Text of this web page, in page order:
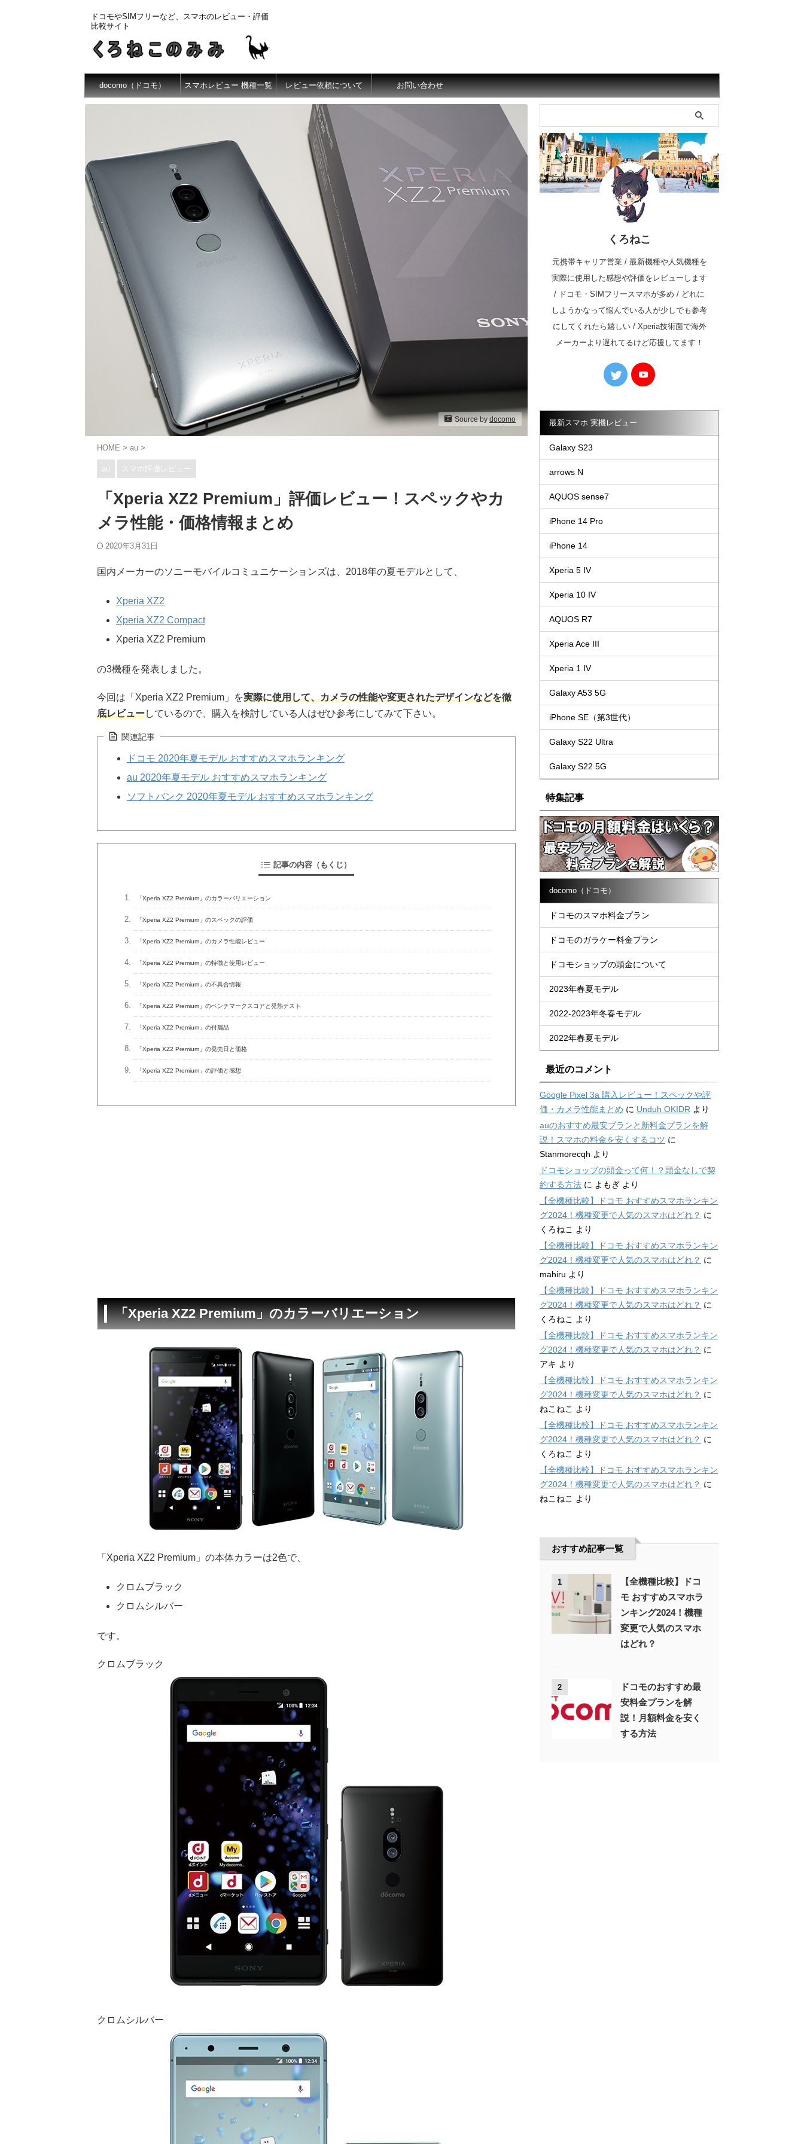
ドコモやSIMフリーなど、スマホのレビュー・評価
比較サイト
docomo（ドコモ） スマホレビュー 機種一覧 レビュー依頼について お問い合わせ
Source by docomo
HOME > au >
au スマホ評価レビュー
「Xperia XZ2 Premium」評価レビュー！スペックやカ
メラ性能・価格情報まとめ
2020年3月31日
国内メーカーのソニーモバイルコミュニケーションズは、2018年の夏モデルとして、
Xperia XZ2
Xperia XZ2 Compact
Xperia XZ2 Premium
の3機種を発表しました。
今回は「Xperia XZ2 Premium」を実際に使用して、カメラの性能や変更されたデザインなどを徹
底レビューしているので、購入を検討している人はぜひ参考にしてみて下さい。
関連記事
ドコモ 2020年夏モデル おすすめスマホランキング
au 2020年夏モデル おすすめスマホランキング
ソフトバンク 2020年夏モデル おすすめスマホランキング
記事の内容（もくじ）
「Xperia XZ2 Premium」のカラーバリエーション
「Xperia XZ2 Premium」のスペックの評価
「Xperia XZ2 Premium」のカメラ性能レビュー
「Xperia XZ2 Premium」の特徴と使用レビュー
「Xperia XZ2 Premium」の不具合情報
「Xperia XZ2 Premium」のベンチマークスコアと発熱テスト
「Xperia XZ2 Premium」の付属品
「Xperia XZ2 Premium」の発売日と価格
「Xperia XZ2 Premium」の評価と感想
「Xperia XZ2 Premium」のカラーバリエーション
「Xperia XZ2 Premium」の本体カラーは2色で、
クロムブラック
クロムシルバー
です。
クロムブラック
クロムシルバー
くろねこ
元携帯キャリア営業 / 最新機種や人気機種を
実際に使用した感想や評価をレビューします
/ ドコモ・SIMフリースマホが多め / どれに
しようかなって悩んでいる人が少しでも参考
にしてくれたら嬉しい / Xperia技術面で海外
メーカーより遅れてるけど応援してます！
最新スマホ 実機レビュー
Galaxy S23
arrows N
AQUOS sense7
iPhone 14 Pro
iPhone 14
Xperia 5 IV
Xperia 10 IV
AQUOS R7
Xperia Ace III
Xperia 1 IV
Galaxy A53 5G
iPhone SE（第3世代）
Galaxy S22 Ultra
Galaxy S22 5G
特集記事
docomo（ドコモ）
ドコモのスマホ料金プラン
ドコモのガラケー料金プラン
ドコモショップの頭金について
2023年春夏モデル
2022-2023年冬春モデル
2022年春夏モデル
最近のコメント
Google Pixel 3a 購入レビュー！スペックや評
価・カメラ性能まとめ に Unduh OKIDR より
auのおすすめ最安プランと新料金プランを解
説！スマホの料金を安くするコツ に
Stanmorecqh より
ドコモショップの頭金って何！？頭金なしで契
約する方法 に よもぎ より
【全機種比較】ドコモ おすすめスマホランキン
グ2024！機種変更で人気のスマホはどれ？ に
くろねこ
より
【全機種比較】ドコモ おすすめスマホランキン
グ2024！機種変更で人気のスマホはどれ？ に
mahiru より
【全機種比較】ドコモ おすすめスマホランキン
グ2024！機種変更で人気のスマホはどれ？ に
くろねこ
より
【全機種比較】ドコモ おすすめスマホランキン
グ2024！機種変更で人気のスマホはどれ？ に
アキ より
【全機種比較】ドコモ おすすめスマホランキン
グ2024！機種変更で人気のスマホはどれ？ に
ねこねこ
より
【全機種比較】ドコモ おすすめスマホランキン
グ2024！機種変更で人気のスマホはどれ？ に
くろねこ
より
【全機種比較】ドコモ おすすめスマホランキン
グ2024！機種変更で人気のスマホはどれ？ に
ねこねこ
より
おすすめ記事一覧
1
【全機種比較】ドコ
モ おすすめスマホラ
ンキング2024！機種
変更で人気のスマホ
はどれ？
2
ドコモのおすすめ最
安料金プランを解
説！月額料金を安く
する方法